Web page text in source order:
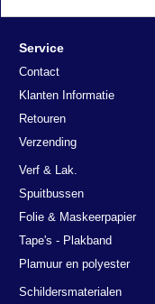
Service
Contact
Klanten Informatie
Retouren
Verzending
Verf & Lak.
Spuitbussen
Folie & Maskeerpapier
Tape's - Plakband
Plamuur en polyester
Schildersmaterialen